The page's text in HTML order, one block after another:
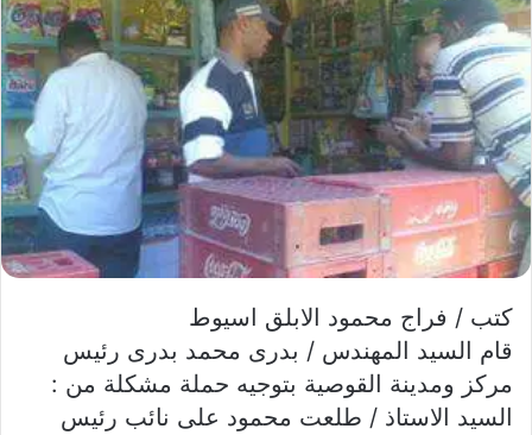
كتب / فراج محمود الابلق اسيوط
قام السيد المهندس / بدرى محمد بدرى رئيس
مركز ومدينة القوصية بتوجيه حملة مشكلة من :
السيد الاستاذ / طلعت محمود على نائب رئيس